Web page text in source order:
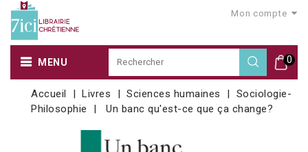
Mon compte
0
MENU
Accueil Livres Sciences humaines
Sociologie-
Philosophie
Un banc qu'est-ce que ça change?